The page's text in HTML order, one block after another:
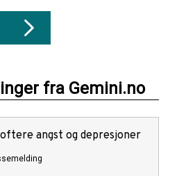
fra Gemini.no
angst og depresjoner